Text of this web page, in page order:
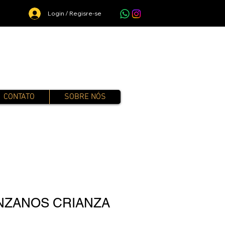
Login / Regisre-se
CONTATO SOBRE NÓS
CRIANZA